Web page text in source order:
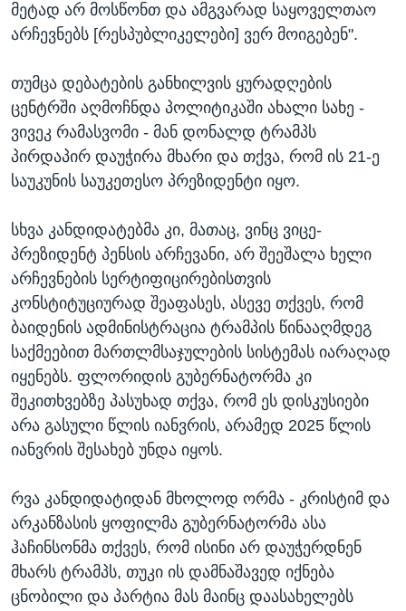
მეტად არ მოსწონთ და ამგვარად საყოველთაო
არჩევნებს [რესპუბლიკელები] ვერ მოიგებენ".
თუმცა დებატების განხილვის ყურადღების
ცენტრში აღმოჩნდა პოლიტიკაში ახალი სახე -
ვივეკ რამასვომი - მან დონალდ ტრამპს
პირდაპირ დაუჭირა მხარი და თქვა, რომ ის 21-ე
საუკუნის საუკეთესო პრეზიდენტი იყო.
სხვა კანდიდატებმა კი, მათაც, ვინც ვიცე-
პრეზიდენტ პენსის არჩევანი, არ შეეშალა ხელი
არჩევნების სერტიფიცირებისთვის
კონსტიტუციურად შეაფასეს, ასევე თქვეს, რომ
ბაიდენის ადმინისტრაცია ტრამპის წინააღმდეგ
საქმეებით მართლმსაჯულების სისტემას იარაღად
იყენებს. ფლორიდის გუბერნატორმა კი
შეკითხვებზე პასუხად თქვა, რომ ეს დისკუსიები
არა გასული წლის იანვრის, არამედ 2025 წლის
იანვრის შესახებ უნდა იყოს.
რვა კანდიდატიდან მხოლოდ ორმა - კრისტიმ და
არკანზასის ყოფილმა გუბერნატორმა ასა
ჰაჩინსონმა თქვეს, რომ ისინი არ დაუჭერდნენ
მხარს ტრამპს, თუკი ის დამნაშავედ იქნება
ცნობილი და პარტია მას მაინც დაასახელებს